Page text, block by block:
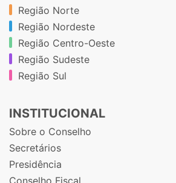
Região Norte
Região Nordeste
Região Centro-Oeste
Região Sudeste
Região Sul
INSTITUCIONAL
Sobre o Conselho
Secretários
Presidência
Conselho Fiscal